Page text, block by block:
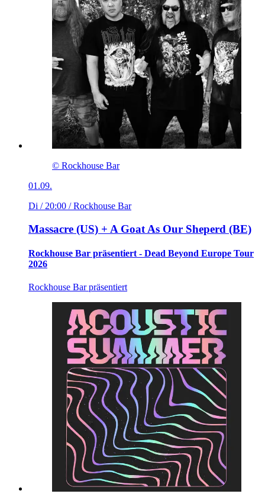
© Rockhouse Bar
01.09.
Di / 20:00 / Rockhouse Bar
Massacre (US) + A Goat As Our Sheperd (BE)
Rockhouse Bar präsentiert - Dead Beyond Europe Tour
2026
Rockhouse Bar präsentiert